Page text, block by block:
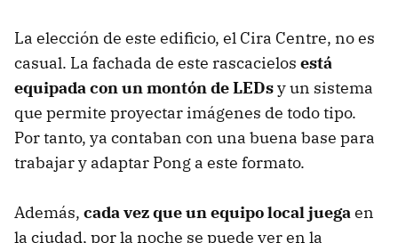
La elección de este edificio, el Cira Centre, no es
casual. La fachada de este rascacielos está
equipada con un montón de LEDsy un sistema
que permite proyectar imágenes de todo tipo.
Por tanto, ya contaban con una buena base para
trabajar y adaptar Pong a este formato.
Además, cada vez que un equipo local juegaen
la ciudad, por la noche se puede ver en la